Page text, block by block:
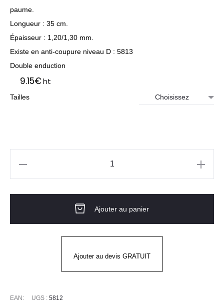
paume.
Longueur : 35 cm.
Épaisseur : 1,20/1,30 mm.
Existe en anti-coupure niveau D : 5813
Double enduction
9.15€ht
Tailles
T-
Ajouter au panier
Ajouter au devis GRATUIT
EAN: UGS : 5812